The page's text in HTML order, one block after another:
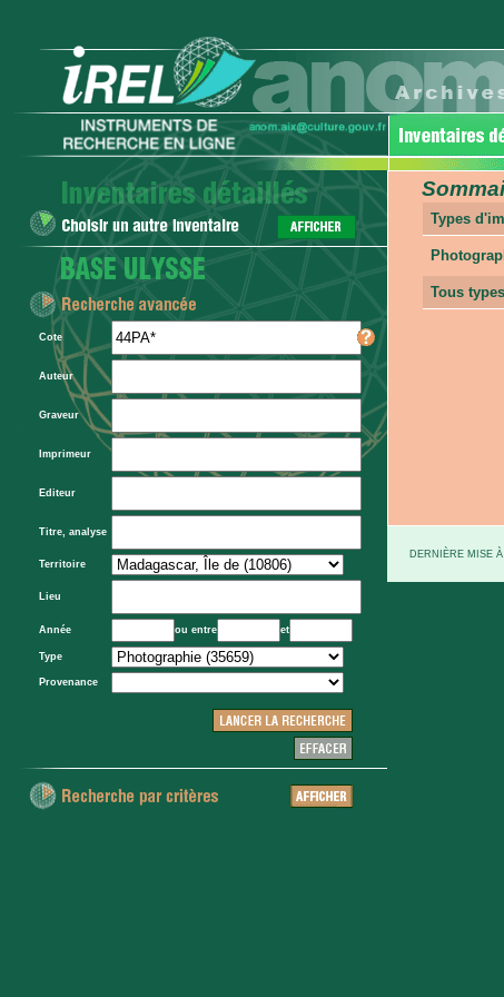
Cote
Auteur
Graveur
Imprimeur
Editeur
Titre, analyse
Territoire
Lieu
Année ou entre et
Type
Provenance
Types
Tous
DERNIÈRE MISE